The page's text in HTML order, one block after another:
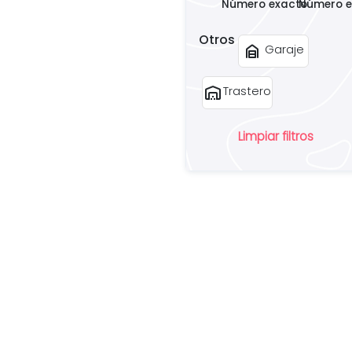
Número exactoNúmero
Otros
garage_home Garaje
warehouseTrastero
Limpiar filtros